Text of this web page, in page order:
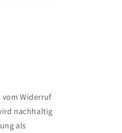
Widerruf
nachhaltig
als